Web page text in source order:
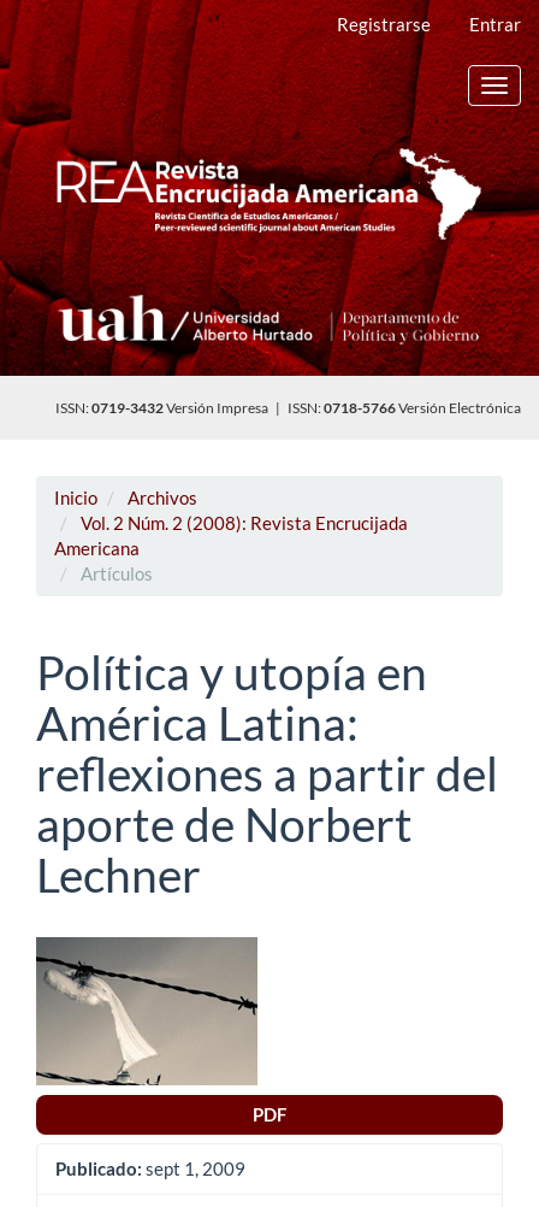
Navegación
principal
Contenido
principal
Barra
lateral
Registrarse Entrar
ISSN:0719-3432Versión Impresa | ISSN:0718-5766Versión Electrónica
Inicio
Archivos
Vol. 2 Núm. 2 (2008): Revista Encrucijada
Americana
Artículos
Política y utopía en
América Latina:
reflexiones a partir del
aporte de Norbert
Lechner
Barra
lateral
del
artículo
PDF
Publicado: sept 1, 2009